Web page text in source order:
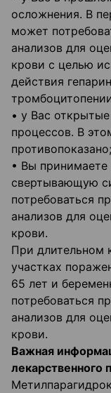
осложнения. В
может
анализов для
крови с целью
действия
• у Вас
процессов. В
противопоказано;
• Вы
свертывающую
потребоваться
анализов для
крови.
При длительном
участках
65 лет и
потребоваться
анализов для
крови.
Важная
лекарственного